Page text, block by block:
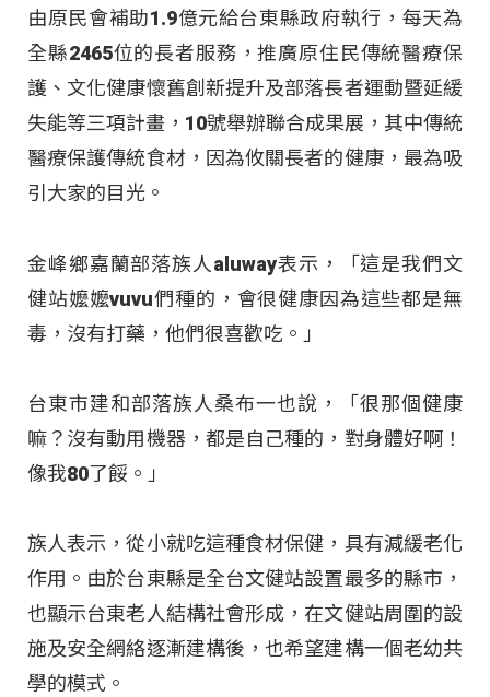
由原民會補助1.9億元給台東縣政府執行，每天為
全縣2465位的長者服務，推廣原住民傳統醫療保
護、文化健康懷舊創新提升及部落長者運動暨延緩
失能等三項計畫，10號舉辦聯合成果展，其中傳統
醫療保護傳統食材，因為攸關長者的健康，最為吸
引大家的目光。
金峰鄉嘉蘭部落族人aluway表示，「這是我們文
健站嬤嬤vuvu們種的，會很健康因為這些都是無
毒，沒有打藥，他們很喜歡吃。」
台東市建和部落族人桑布一也說，「很那個健康
嘛？沒有動用機器，都是自己種的，對身體好啊！
像我80了餒。」
族人表示，從小就吃這種食材保健，具有減緩老化
作用。由於台東縣是全台文健站設置最多的縣市，
也顯示台東老人結構社會形成，在文健站周圍的設
施及安全網絡逐漸建構後，也希望建構一個老幼共
學的模式。